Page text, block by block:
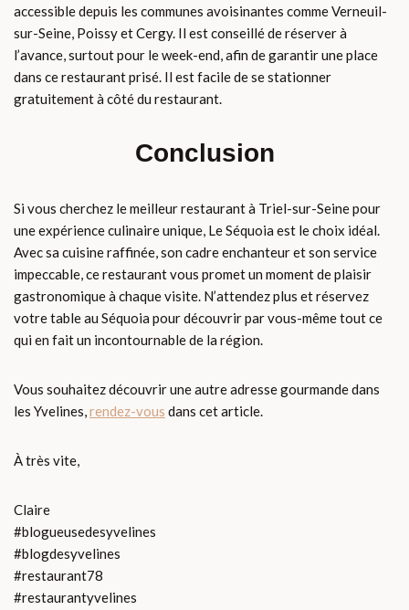
accessible depuis les communes avoisinantes comme Verneuil-
sur-Seine, Poissy et Cergy. Il est conseillé de réserver à
l’avance, surtout pour le week-end, afin de garantir une place
dans ce restaurant prisé. Il est facile de se stationner
gratuitement à côté du restaurant.
Conclusion
Si vous cherchez le meilleur restaurant à Triel-sur-Seine pour
une expérience culinaire unique, Le Séquoia est le choix idéal.
Avec sa cuisine raffinée, son cadre enchanteur et son service
impeccable, ce restaurant vous promet un moment de plaisir
gastronomique à chaque visite. N’attendez plus et réservez
votre table au Séquoia pour découvrir par vous-même tout ce
qui en fait un incontournable de la région.
Vous souhaitez découvrir une autre adresse gourmande dans
les Yvelines,rendez-vous dans cet article.
À très vite,
Claire
#blogueusedesyvelines
#blogdesyvelines
#restaurant78
#restaurantyvelines